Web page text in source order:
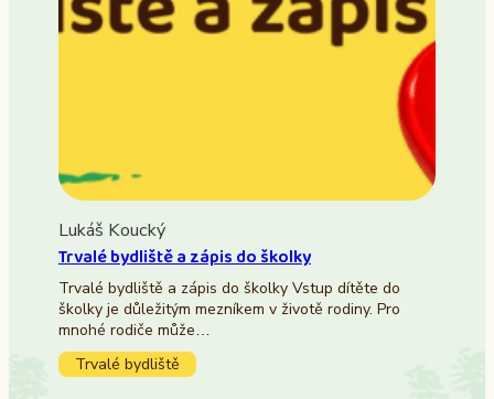
Lukáš Koucký
Trvalé bydliště a zápis do školky
Trvalé bydliště a zápis do školky Vstup dítěte do
školky je důležitým mezníkem v životě rodiny. Pro
mnohé rodiče může…
Trvalé bydliště